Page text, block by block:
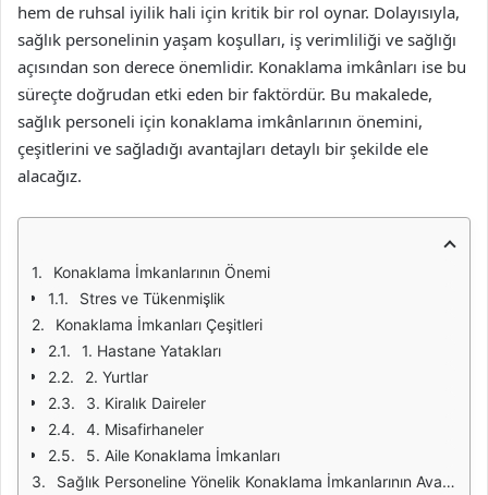
hem de ruhsal iyilik hali için kritik bir rol oynar. Dolayısıyla,
sağlık personelinin yaşam koşulları, iş verimliliği ve sağlığı
açısından son derece önemlidir. Konaklama imkânları ise bu
süreçte doğrudan etki eden bir faktördür. Bu makalede,
sağlık personeli için konaklama imkânlarının önemini,
çeşitlerini ve sağladığı avantajları detaylı bir şekilde ele
alacağız.
Konaklama İmkanlarının Önemi
Stres ve Tükenmişlik
Konaklama İmkanları Çeşitleri
1. Hastane Yatakları
2. Yurtlar
3. Kiralık Daireler
4. Misafirhaneler
5. Aile Konaklama İmkanları
Sağlık Personeline Yönelik Konaklama İmkanlarının Avantajları